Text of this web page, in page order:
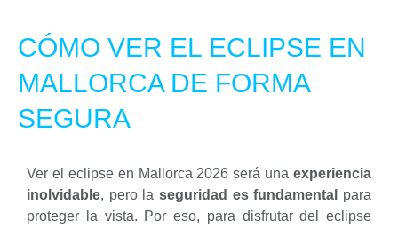
CÓMO VER EL ECLIPSE EN
MALLORCA DE FORMA
SEGURA
Ver el eclipse en Mallorca 2026 será una experiencia
inolvidable, pero la seguridad es fundamental
para
proteger la vista. Por eso, para disfrutar del eclipse